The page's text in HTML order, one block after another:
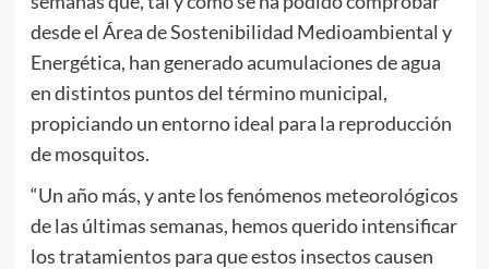
desde el Área de Sostenibilidad Medioambiental y
Energética, han generado acumulaciones de agua
en distintos puntos del término municipal,
propiciando un entorno ideal para la reproducción
de mosquitos.
“Un año más, y ante los fenómenos meteorológicos
de las últimas semanas, hemos querido intensificar
los tratamientos para que estos insectos causen